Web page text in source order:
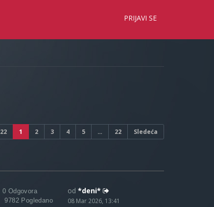
PRIJAVI SE
22 1 2 3 4 5 … 22 Sledeća
0 Odgovora
9782 Pogledano
od *deni*
08 Mar 2026, 13:41